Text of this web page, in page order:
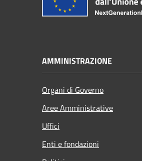
AMMINISTRAZIONE
Organi di Governo
Aree Amministrative
Uffici
Enti e fondazioni